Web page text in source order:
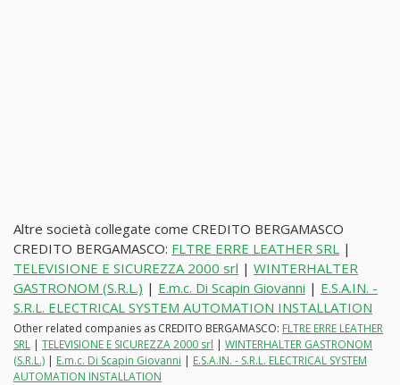
Altre società collegate come CREDITO BERGAMASCO
CREDITO BERGAMASCO: FLTRE ERRE LEATHER SRL |
TELEVISIONE E SICUREZZA 2000 srl | WINTERHALTER
GASTRONOM (S.R.L.) | E.m.c. Di Scapin Giovanni | E.S.A.IN. -
S.R.L. ELECTRICAL SYSTEM AUTOMATION INSTALLATION
Other related companies as CREDITO BERGAMASCO: FLTRE ERRE LEATHER
SRL | TELEVISIONE E SICUREZZA 2000 srl | WINTERHALTER GASTRONOM
(S.R.L.) | E.m.c. Di Scapin Giovanni | E.S.A.IN. - S.R.L. ELECTRICAL SYSTEM
AUTOMATION INSTALLATION